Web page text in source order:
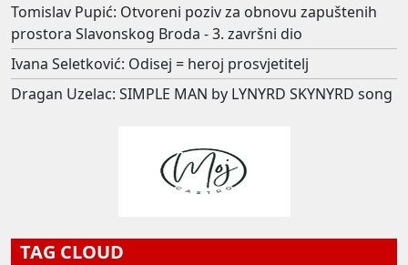
Tomislav Pupić: Otvoreni poziv za obnovu zapuštenih
prostora Slavonskog Broda - 3. završni dio
Ivana Seletković: Odisej = heroj prosvjetitelj
Dragan Uzelac: SIMPLE MAN by LYNYRD SKYNYRD song
TAG CLOUD